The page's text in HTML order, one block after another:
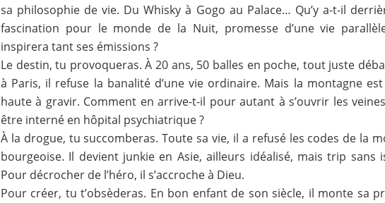
sa philosophie de vie. Du Whisky à Gogo au Palace… Qu’y a-t-il
fascination pour le monde de la Nuit, promesse d’une vie
inspirera tant ses émissions ?
Le destin, tu provoqueras. À 20 ans, 50 balles en poche, tout juste
à Paris, il refuse la banalité d’une vie ordinaire. Mais la montagne
haute à gravir. Comment en arrive-t-il pour autant à s’ouvrir les
être interné en hôpital psychiatrique ?
À la drogue, tu succomberas. Toute sa vie, il a refusé les codes de la
bourgeoise. Il devient junkie en Asie, ailleurs idéalisé, mais trip sans
Pour décrocher de l’héro, il s’accroche à Dieu.
Pour créer, tu t’obsèderas. En bon enfant de son siècle, il monte sa